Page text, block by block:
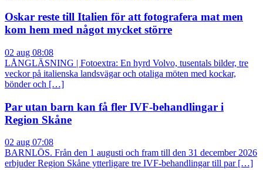
Oskar reste till Italien för att fotografera mat men
kom hem med något mycket större
02 aug 08:08
LÅNGLÄSNING | Fotoextra: En hyrd Volvo, tusentals bilder, tre
veckor på italienska landsvägar och otaliga möten med kockar,
bönder och […]
Par utan barn kan få fler IVF-behandlingar i
Region Skåne
02 aug 07:08
BARNLÖS. Från den 1 augusti och fram till den 31 december 2026
erbjuder Region Skåne ytterligare tre IVF-behandlingar till par […]